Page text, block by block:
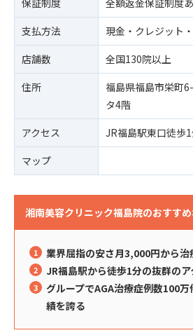
支払方法
現金・クレジット
店舗数
全国130院以上
住所
福島県福島市栄町
タ4階
アクセス
JR福島駅東口徒歩
マップ
湘南美容クリニック福島院のおすす
業界屈指の安さ月3,000円から治
JR福島駅から徒歩1分の抜群のア
グループでAGA治療症例数100
績を誇る